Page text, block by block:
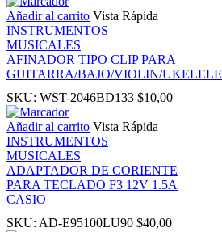
panel
panel
Añadir al carrito Vista Rápida
INSTRUMENTOS
MUSICALES
AFINADOR TIPO CLIP PARA
GUITARRA/BAJO/VIOLIN/UKELELE
SKU: WST-2046BD133 $10,00
Añadir al carrito Vista Rápida
INSTRUMENTOS
MUSICALES
ADAPTADOR DE CORIENTE
PARA TECLADO F3 12V 1.5A
CASIO
SKU: AD-E95100LU90 $40,00